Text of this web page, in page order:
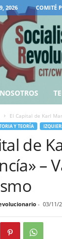
2026 COMITÉ
NOSOTROS
El Capital de Karl
Y TEORÍA
de
–
- 03/11/